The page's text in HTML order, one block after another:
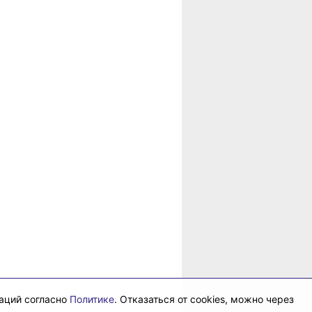
согласно Политике. Отказаться от cookies, можно через